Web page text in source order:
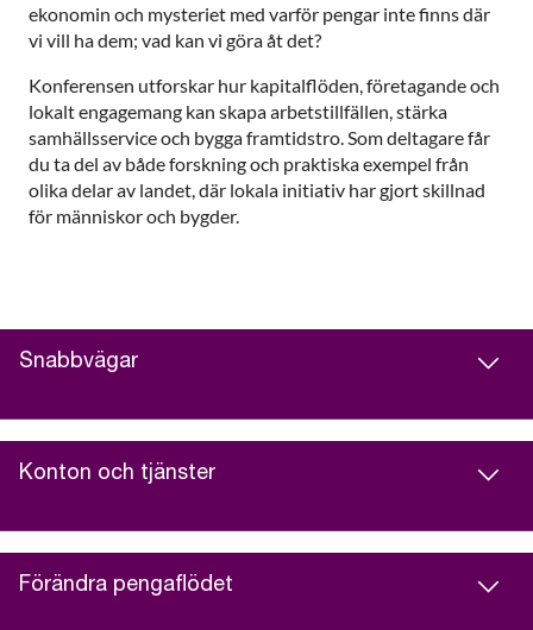
ekonomin och mysteriet med varför pengar inte finns där
vi vill ha dem; vad kan vi göra åt det?
Konferensen utforskar hur kapitalflöden, företagande och
lokalt engagemang kan skapa arbetstillfällen, stärka
samhällsservice och bygga framtidstro. Som deltagare får
du ta del av både forskning och praktiska exempel från
olika delar av landet, där lokala initiativ har gjort skillnad
för människor och bygder.
Snabbvägar
Konton och tjänster
Förändra pengaflödet